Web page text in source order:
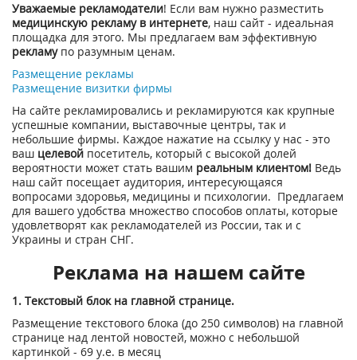
Уважаемые рекламодатели! Если вам нужно разместить
медицинскую рекламу в интернете, наш сайт - идеальная
площадка для этого. Мы предлагаем вам эффективную
рекламупо разумным ценам.
Размещение рекламы
Размещение визитки фирмы
На сайте рекламировались и рекламируются как крупные
успешные компании, выставочные центры, так и
небольшие фирмы. Каждое нажатие на ссылку у нас - это
ваш целевой посетитель, который с высокой долей
вероятности может стать вашим реальным клиентом! Ведь
наш сайт посещает аудитория, интересующаяся
вопросами здоровья, медицины и психологии. Предлагаем
для вашего удобства множество способов оплаты, которые
удовлетворят как рекламодателей из России, так и с
Украины и стран СНГ.
Реклама на нашем сайте
1. Текстовый блок на главной странице.
Размещение текстового блока (до 250 символов) на главной
странице над лентой новостей, можно с небольшой
картинкой - 69 у.е. в месяц